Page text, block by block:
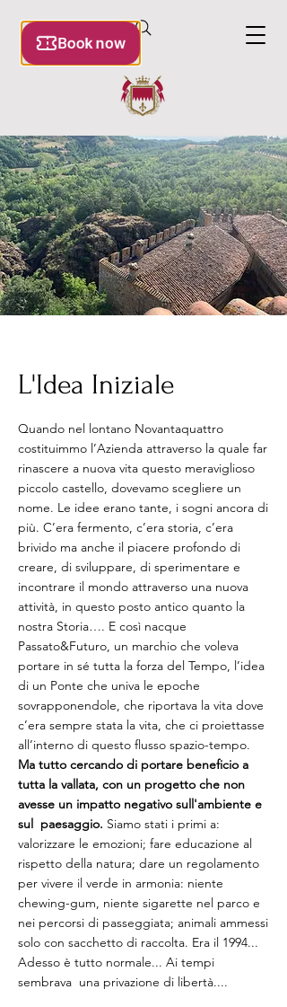
L'Idea Iniziale
Quando nel lontano Novantaquattro
costituimmo l’Azienda attraverso la quale far
rinascere a nuova vita questo meraviglioso
piccolo castello, dovevamo scegliere un
nome. Le idee erano tante, i sogni ancora di
più. C’era fermento, c’era storia, c’era
brivido ma anche il piacere profondo di
creare, di sviluppare, di sperimentare e
incontrare il mondo attraverso una nuova
attività, in questo posto antico quanto la
nostra Storia…. E così nacque
Passato&Futuro, un marchio che voleva
portare in sé tutta la forza del Tempo, l’idea
di un Ponte che univa le epoche
sovrapponendole, che riportava la vita dove
c’era sempre stata la vita, che ci proiettasse
all’interno di questo flusso spazio-tempo.
Ma tutto cercando di portare beneficio a
tutta la vallata, con un progetto che non
avesse un impatto negativo sull'ambiente e
sul paesaggio. Siamo stati i primi a:
valorizzare le emozioni; fare educazione al
rispetto della natura; dare un regolamento
per vivere il verde in armonia: niente
chewing-gum, niente sigarette nel parco e
nei percorsi di passeggiata; animali ammessi
solo con sacchetto di raccolta. Era il 1994...
Adesso è tutto normale... Ai tempi
sembrava una privazione di libertà....